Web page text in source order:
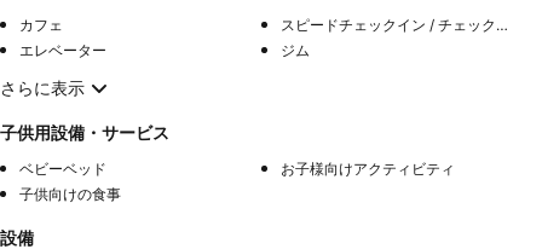
カフェ
スピードチェックイン / チェックアウト
エレベーター
ジム
さらに表示
子供用設備・サービス
ベビーベッド
お子様向けアクティビティ
子供向けの食事
設備